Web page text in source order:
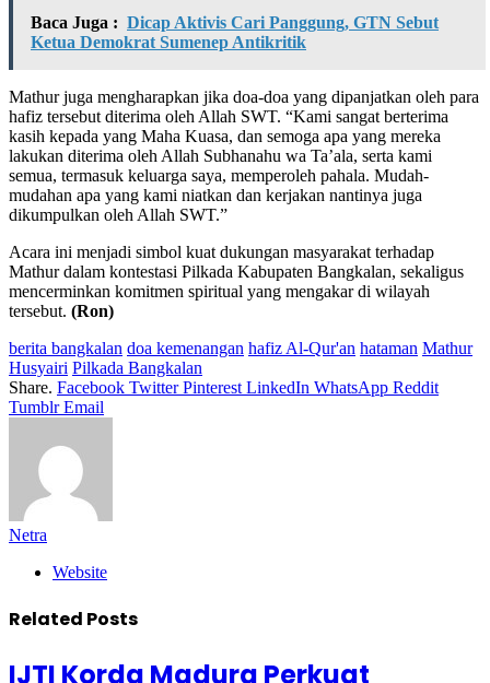
Baca Juga : Dicap Aktivis Cari Panggung, GTN Sebut
Ketua Demokrat Sumenep Antikritik
Mathur juga mengharapkan jika doa-doa yang dipanjatkan oleh para
hafiz tersebut diterima oleh Allah SWT. “Kami sangat berterima
kasih kepada yang Maha Kuasa, dan semoga apa yang mereka
lakukan diterima oleh Allah Subhanahu wa Ta’ala, serta kami
semua, termasuk keluarga saya, memperoleh pahala. Mudah-
mudahan apa yang kami niatkan dan kerjakan nantinya juga
dikumpulkan oleh Allah SWT.”
Acara ini menjadi simbol kuat dukungan masyarakat terhadap
Mathur dalam kontestasi Pilkada Kabupaten Bangkalan, sekaligus
mencerminkan komitmen spiritual yang mengakar di wilayah
tersebut. (Ron)
berita bangkalan doa kemenangan hafiz Al-Qur'an hataman Mathur
Husyairi Pilkada Bangkalan
Share. Facebook Twitter Pinterest LinkedIn WhatsApp Reddit
Tumblr Email
Netra
Website
Related Posts
IJTI Korda Madura Perkuat